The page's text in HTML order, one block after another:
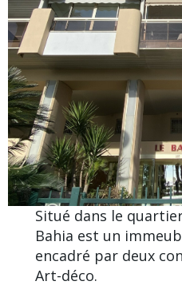
Situé dans le
Bahia est un
encadré par deux
Art-déco.